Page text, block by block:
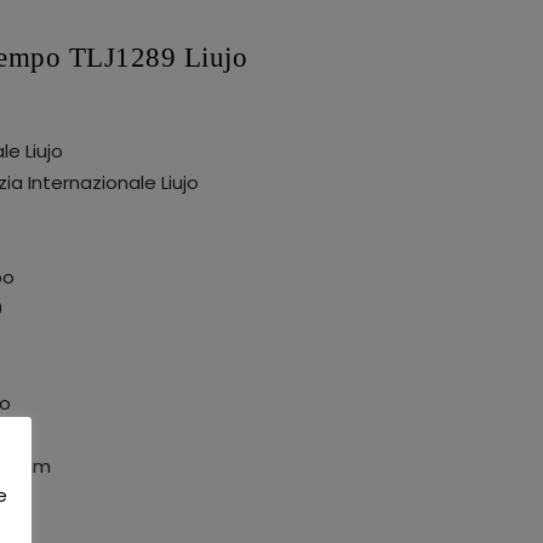
TLJ1289 Liujo
Liujo
Internazionale Liujo